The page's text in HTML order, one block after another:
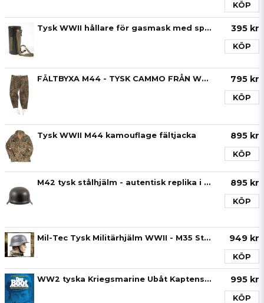
KÖP
Tysk WWII hållare för gasmask med spännband 395 kr
KÖP
FÄLTBYXA M44 - TYSK CAMMO FRÅN WWII 795 kr
KÖP
Tysk WWII M44 kamouflage fältjacka 895 kr
KÖP
M42 tysk stålhjälm - autentisk replika i stål & läder 895 kr
KÖP
Mil-Tec Tysk Militärhjälm WWII - M35 Stålhjälm - Das Heer - med hjälmmärken 949 kr
KÖP
WW2 tyska Kriegsmarine Ubåt Kaptenshatt - från filmklassikern "Das Boot" 995 kr
KÖP